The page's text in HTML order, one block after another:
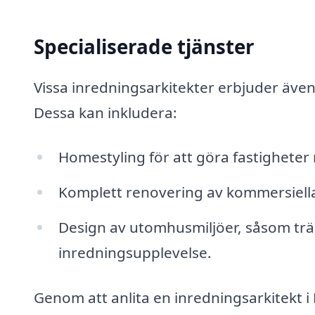
Specialiserade tjänster
Vissa inredningsarkitekter erbjuder
Dessa kan inkludera:
Homestyling för att göra
Komplett renovering av
Design av utomhusmiljöer, såsom
inredningsupplevelse.
Genom att anlita en inredningsarkitekt